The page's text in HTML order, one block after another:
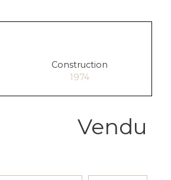
Construction
1974
Vendu